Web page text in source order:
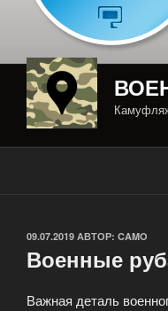
ОПУБЛИКОВАНО
09.07.2019 АВТОР: CAMO
Военные
Важная деталь